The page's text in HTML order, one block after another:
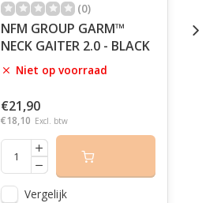
(0)
NFM GROUP GARM™
NECK GAITER 2.0 - BLACK
Niet op voorraad
€21,90
€18,10 Excl. btw
Vergelijk